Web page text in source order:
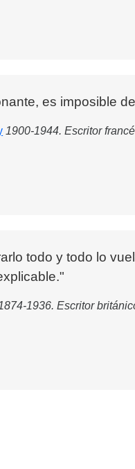
es imposible
1900-1944. Escritor
todo y todo lo
1936. Escritor